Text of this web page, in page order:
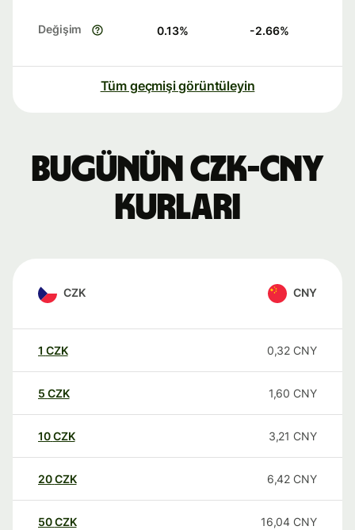
Değişim 0.13% -2.66%
Tüm geçmişi görüntüleyin
Bugünün CZK-CNY
kurları
CZK CNY
1 CZK 0,32 CNY
5 CZK 1,60 CNY
10CZK 3,21 CNY
20CZK 6,42 CNY
50CZK 16,04 CNY